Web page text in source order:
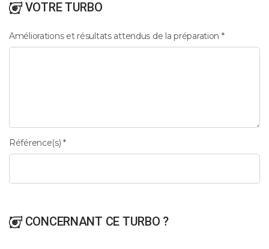
VOTRE TURBO
Améliorations et résultats attendus de la préparation *
Référence(s) *
CONCERNANT CE TURBO ?